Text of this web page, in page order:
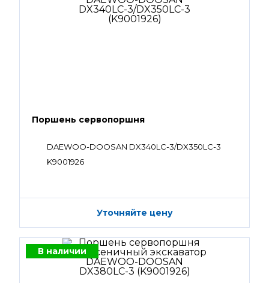
Поршень сервопоршня
DAEWOO-DOOSAN DX340LC-3/DX350LC-3
K9001926
Уточняйте цену
В наличии